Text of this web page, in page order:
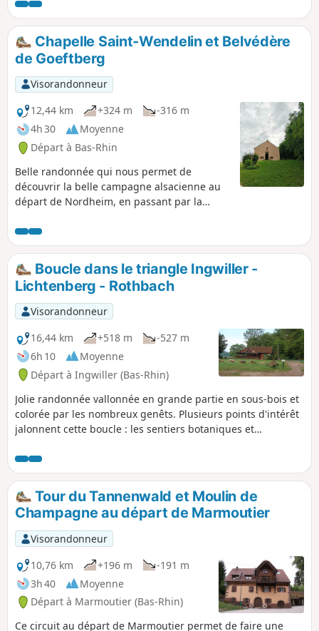
début de printemps, mais en étant à l'ombre en été.
Chapelle Saint-Wendelin et Belvédère
de Goeftberg
Visorandonneur
12,44 km
+324 m
-316 m
4h 30
Moyenne
Départ à Bas-Rhin
Belle randonnée qui nous permet de
découvrir la belle campagne alsacienne au
départ de Nordheim, en passant par la
Goeftberg.
Boucle dans le triangle Ingwiller -
Lichtenberg - Rothbach
Visorandonneur
16,44 km
+518 m
-527 m
6h 10
Moyenne
Départ à Ingwiller (Bas-Rhin)
Jolie randonnée vallonnée en grande partie en sous-bois et
colorée par les nombreux genêts. Plusieurs points d'intérêt
jalonnent cette boucle : les sentiers botaniques et
Lichtenberg haut perché nous offre sa silhouette
remarquable alors qu'à l'autre extrémité du circuit les gros
rochers de grès du Scheibenberg nous rappellent la
géologie des Vosges du Nord. Trace gpx certainement très
utile.
Tour du Tannenwald et Moulin de
Champagne au départ de Marmoutier
Visorandonneur
10,76 km
+196 m
-191 m
3h 40
Moyenne
Départ à Marmoutier (Bas-Rhin)
Ce circuit au départ de Marmoutier permet de faire une